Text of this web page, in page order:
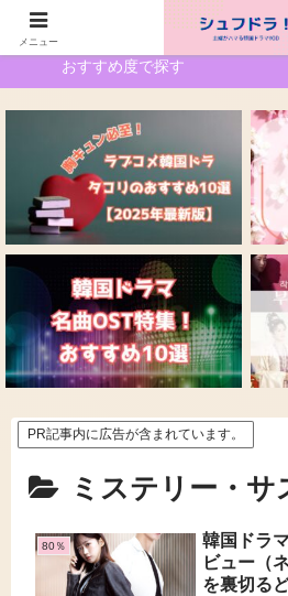
おすすめ度で探す
PR記事内に広告が含まれています。
ミステリー・サ
80％
韓国ドラ
ビュー（
を裏切る
メニュー